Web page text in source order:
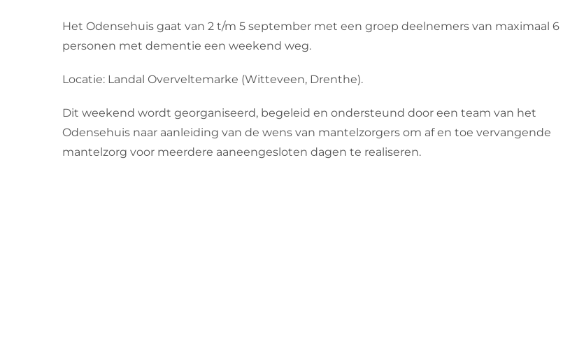
Het Odensehuis gaat van 2 t/m 5 september met een groep deelnemers van maximaal 6
personen met dementie een weekend weg.
Locatie: Landal Overveltemarke (Witteveen, Drenthe).
Dit weekend wordt georganiseerd, begeleid en ondersteund door een team van het
Odensehuis naar aanleiding van de wens van mantelzorgers om af en toe vervangende
mantelzorg voor meerdere aaneengesloten dagen te realiseren.